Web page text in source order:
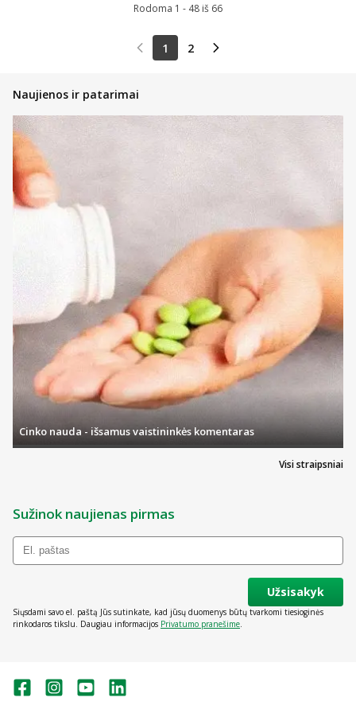
Rodoma 1 - 48 iš 66
1 2
Naujienos ir patarimai
Visi straipsniai
Cinko nauda - išsamus vaistininkės komentaras
Sužinok naujienas pirmas
Užsisakyk
Siųsdami savo el. paštą Jūs sutinkate, kad jūsų duomenys būtų tvarkomi tiesioginės
rinkodaros tikslu. Daugiau informacijos Privatumo pranešime.